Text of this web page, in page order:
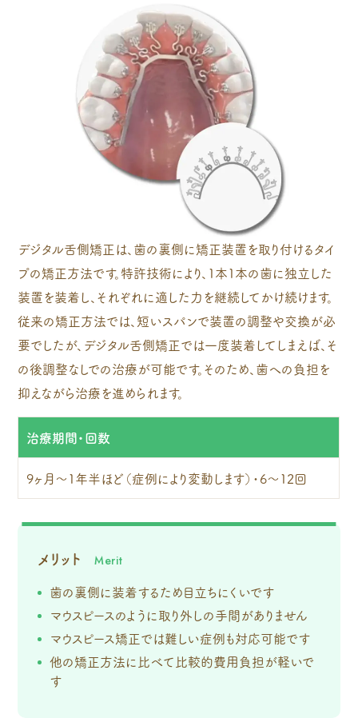
デジタル舌側矯正は、歯の裏側に矯正装置を取り付けるタイ
プの矯正方法です。特許技術により、1本1本の歯に独立した
装置を装着し、それぞれに適した力を継続してかけ続けます。
従来の矯正方法では、短いスパンで装置の調整や交換が必
要でしたが、デジタル舌側矯正では一度装着してしまえば、そ
の後調整なしでの治療が可能です。そのため、歯への負担を
抑えながら治療を進められます。
治療期間・回数
9ヶ月～1年半ほど（症例により変動します）・6～12回
メリット
歯の裏側に装着するため目立ちにくいです
マウスピースのように取り外しの手間がありません
マウスピース矯正では難しい症例も対応可能です
他の矯正方法に比べて比較的費用負担が軽いで
す